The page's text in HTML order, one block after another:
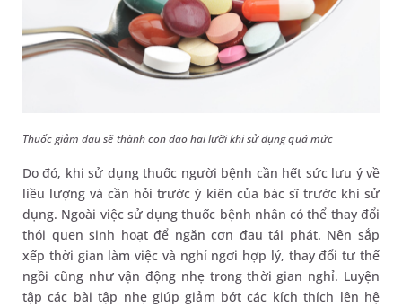
Thuốc giảm đau sẽ thành con dao hai lưỡi khi sử dụng quá mức
Do đó, khi sử dụng thuốc người bệnh cần hết sức lưu ý về
liều lượng và cần hỏi trước ý kiến của bác sĩ trước khi sử
dụng. Ngoài việc sử dụng thuốc bệnh nhân có thể thay đổi
thói quen sinh hoạt để ngăn cơn đau tái phát. Nên sắp
xếp thời gian làm việc và nghỉ ngơi hợp lý, thay đổi tư thế
ngồi cũng như vận động nhẹ trong thời gian nghỉ. Luyện
tập các bài tập nhẹ giúp giảm bớt các kích thích lên hệ